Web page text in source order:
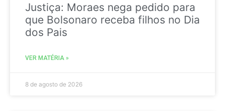
Justiça: Moraes nega pedido para
que Bolsonaro receba filhos no Dia
dos Pais
VER MATÉRIA »
8 de agosto de 2026